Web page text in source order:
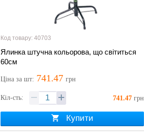
Код товару: 40703
Ялинка штучна кольорова, що світиться
60см
Ціназа шт: 741.47 грн
Кіл-сть: 741.47 грн
Купити